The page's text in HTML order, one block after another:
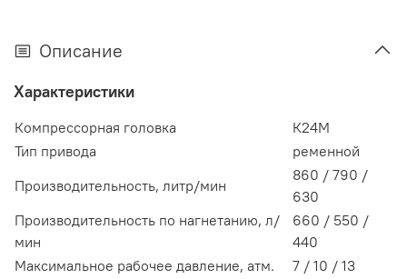
Описание
Характеристики
Компрессорная головка
К24М
Тип привода
ременной
Производительность, литр/мин
860 / 790 /
630
Производительность по нагнетанию, л/
мин
660 / 550 /
440
Максимальное рабочее давление, атм.
7 / 10 / 13